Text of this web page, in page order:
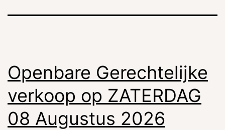
Openbare Gerechtelijke
verkoop op ZATERDAG
08 Augustus 2026